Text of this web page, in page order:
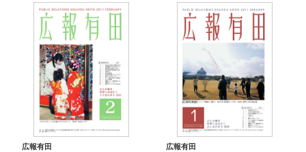
広報有田
広報有田